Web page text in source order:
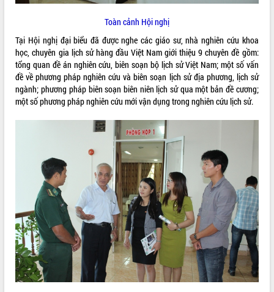
Không có file video nào để phát.
ALBUM ẢNH
Toàn cảnh Hội nghị
Tại Hội nghị đại biểu đã được nghe các giáo sư, nhà nghiên cứu khoa
học, chuyên gia lịch sử hàng đầu Việt Nam giới thiệu 9 chuyên đề gồm:
tổng quan đề án nghiên cứu, biên soạn bộ lịch sử Việt Nam; một số vấn
đề về phương pháp nghiên cứu và biên soạn lịch sử địa phương, lịch sử
ngành; phương pháp biên soạn biên niên lịch sử qua một bản đề cương;
một số phương pháp nghiên cứu mới vận dụng trong nghiên cứu lịch sử.